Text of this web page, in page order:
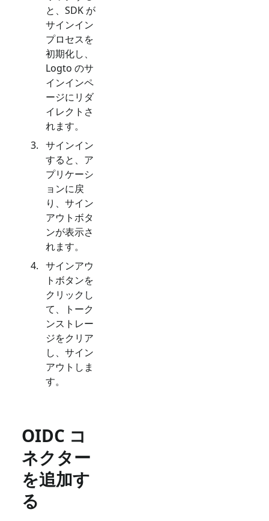
と、SDK が
サインイン
プロセスを
初期化し、
Logto のサ
インインペ
ージにリダ
イレクトさ
れます。
サインイン
すると、ア
プリケーシ
ョンに戻
り、サイン
アウトボタ
ンが表示さ
れます。
サインアウ
トボタンを
クリックし
て、トーク
ンストレー
ジをクリア
し、サイン
アウトしま
す。
OIDC コ
ネクター
を追加す
る